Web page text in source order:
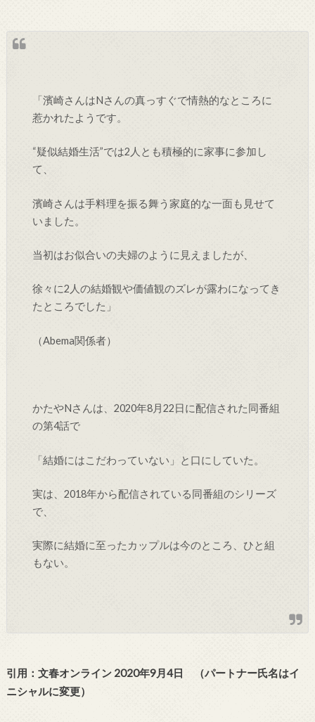
「濱崎さんはNさんの真っすぐで情熱的なところに
惹かれたようです。
“疑似結婚生活”では2人とも積極的に家事に参加し
て、
濱崎さんは手料理を振る舞う家庭的な一面も見せて
いました。
当初はお似合いの夫婦のように見えましたが、
徐々に2人の結婚観や価値観のズレが露わになってき
たところでした」
（Abema関係者）
かたやNさんは、2020年8月22日に配信された同番組
の第4話で
「結婚にはこだわっていない」と口にしていた。
実は、2018年から配信されている同番組のシリーズ
で、
実際に結婚に至ったカップルは今のところ、ひと組
もない。
引用：文春オンライン 2020年9月4日 （パートナー氏名はイ
ニシャルに変更）